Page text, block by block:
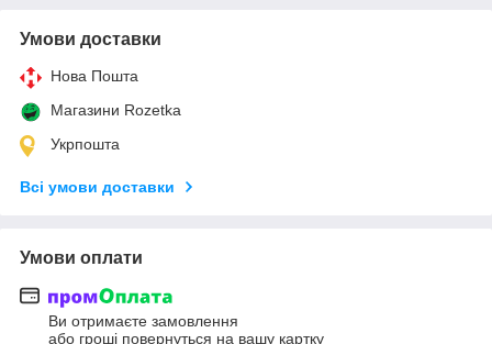
Умови доставки
Нова Пошта
Магазини Rozetka
Укрпошта
Всі умови доставки
Умови оплати
Ви отримаєте замовлення
або гроші повернуться на вашу картку